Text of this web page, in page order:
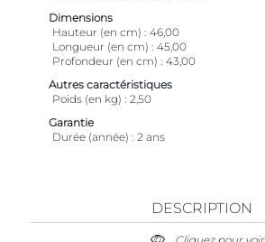
Dimensions
Hauteur (en cm)
46,00
Longueur (en cm)
45,00
Profondeur (en cm)
43,00
Autres caractéristiques
Poids (en kg)
2,50
Garantie
Durée (année)
2 ans
DESCRIPTION